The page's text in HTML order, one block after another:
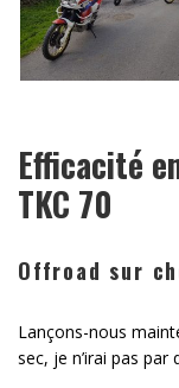
Efficacité
TKC 70
Offroad sur
Lançons-nous
sec, je n’irai pas